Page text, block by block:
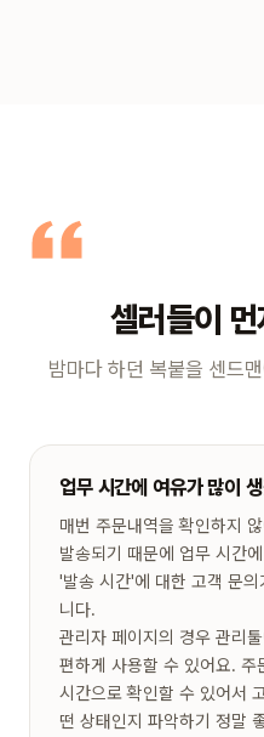
셀러들이
밤마다 하던 복붙을 센드
업무 시간에 여유가 많이
매번 주문내역을 확인하지
발송되기 때문에 업무
'발송 시간'에 대한 고객 문
니다.
관리자 페이지의 경우 관리
편하게 사용할 수 있어요. 주문 건마다 주문 처리 과정을 실
시간으로 확인할 수 있어서 고객 문의가 들어왔을 때 현재 어
떤 상태인지 파악하기 정말